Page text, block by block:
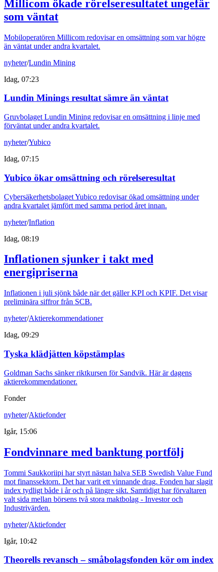
Millicom ökade rörelseresultatet ungefär
som väntat
Mobiloperatören Millicom redovisar en omsättning som var högre
än väntat under andra kvartalet.
nyheter/Lundin Mining
Idag, 07:23
Lundin Minings resultat sämre än väntat
Gruvbolaget Lundin Mining redovisar en omsättning i linje med
förväntat under andra kvartalet.
nyheter/Yubico
Idag, 07:15
Yubico ökar omsättning och rörelseresultat
Cybersäkerhetsbolaget Yubico redovisar ökad omsättning under
andra kvartalet jämfört med samma period året innan.
nyheter/Inflation
Idag, 08:19
Inflationen sjunker i takt med
energipriserna
Inflationen i juli sjönk både när det gäller KPI och KPIF. Det visar
preliminära siffror från SCB.
nyheter/Aktierekommendationer
Idag, 09:29
Tyska klädjätten köpstämplas
Goldman Sachs sänker riktkursen för Sandvik. Här är dagens
aktierekommendationer.
Fonder
nyheter/Aktiefonder
Igår, 15:06
Fondvinnare med banktung portfölj
Tommi Saukkoriipi har styrt nästan halva SEB Swedish Value Fund
mot finanssektorn. Det har varit ett vinnande drag. Fonden har slagit
index tydligt både i år och på längre sikt. Samtidigt har förvaltaren
valt sida mellan börsens två stora maktbolag - Investor och
Industrivärden.
nyheter/Aktiefonder
Igår, 10:42
Theorells revansch – småbolagsfonden kör om index